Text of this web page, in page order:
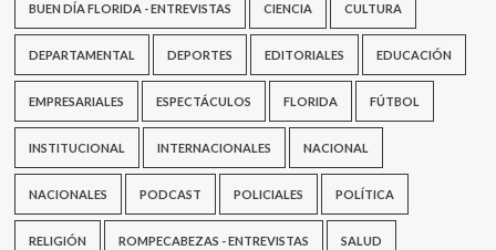
BUEN DÍA FLORIDA - ENTREVISTAS CIENCIA CULTURA
DEPARTAMENTAL DEPORTES EDITORIALES EDUCACIÓN
EMPRESARIALES ESPECTÁCULOS FLORIDA FÚTBOL
INSTITUCIONAL INTERNACIONALES NACIONAL
NACIONALES PODCAST POLICIALES POLÍTICA
RELIGIÓN ROMPECABEZAS - ENTREVISTAS SALUD